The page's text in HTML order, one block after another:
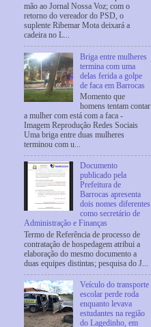
mão ao Jornal Nossa Voz; com o
retorno do vereador do PSD, o
suplente Ribemar Mota deixará a
cadeira no L...
Briga entre mulheres
termina com uma
delas ferida a golpe
de faca em Barrocas
Momento que
homens tentam contar
a mulher com está com a faca -
Imagem Reprodução Redes Sociais
Uma briga entre duas mulheres
terminou com u...
Documento
publicado pela
Prefeitura de
Barrocas apresenta
dois nomes diferentes
como secretário de
Administração e Finanças
Termo de Referência de processo de
contratação de hospedagem atribui a
elaboração do mesmo documento a
duas equipes distintas; pesquisa do J...
Veículo do transporte
escolar perde roda
enquanto levava
estudantes na região
do Lagedinho, em